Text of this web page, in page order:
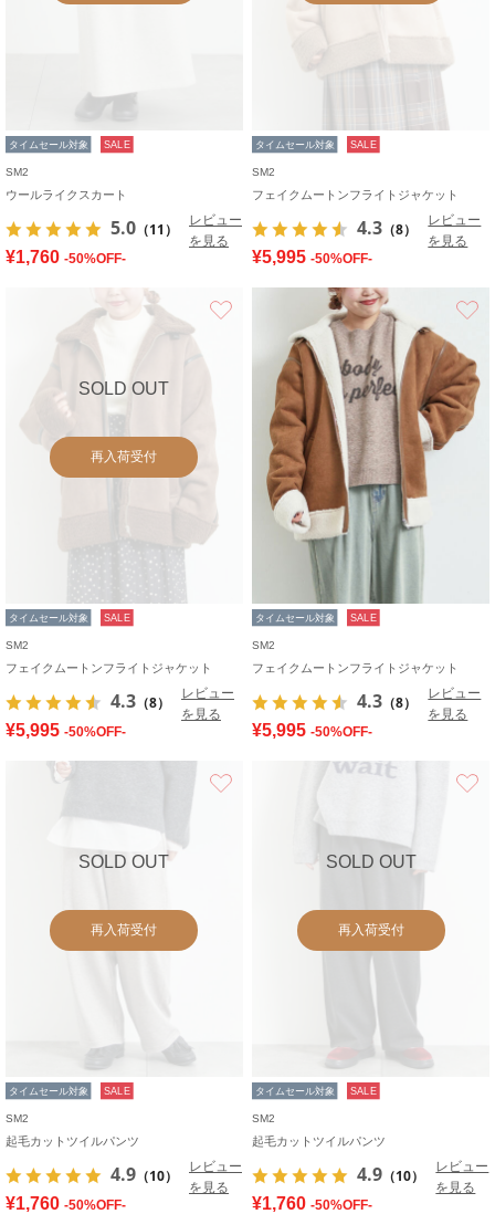
タイムセール対象 SALE
SM2
ウールライクスカート
5.0 （11）
レビュー
を見る
¥1,760 -50%OFF-
タイムセール対象 SALE
SM2
フェイクムートンフライトジャケット
4.3 （8）
レビュー
を見る
¥5,995 -50%OFF-
SOLD OUT
再入荷受付
タイムセール対象 SALE
SM2
フェイクムートンフライトジャケット
4.3 （8）
レビュー
を見る
¥5,995 -50%OFF-
タイムセール対象 SALE
SM2
フェイクムートンフライトジャケット
4.3 （8）
レビュー
を見る
¥5,995 -50%OFF-
SOLD OUT
再入荷受付
タイムセール対象 SALE
SM2
起毛カットツイルパンツ
4.9 （10）
レビュー
を見る
¥1,760 -50%OFF-
SOLD OUT
再入荷受付
タイムセール対象 SALE
SM2
起毛カットツイルパンツ
4.9 （10）
レビュー
を見る
¥1,760 -50%OFF-